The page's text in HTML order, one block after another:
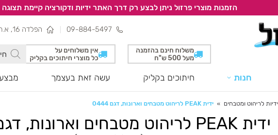
הזמנות מוצרי פרזול ניתן לבצע רק דרך האתר ידיות ודקורציה קיימת
09-884-5497 הפלדה 16, א.ת צפוני, נתניה
משלוח חינם בהזמנה
מעל 500 ש"ח
אין משלוחים על
כל מוצרי חיתוכים בקליק
חנות חיתוכים בקליק עשה זאת בעצמך
You are here:
ידיות לריהוט ומטבחים ידית PEAK לריהוט מטבחים וארונות, דגם 0444
ידית PEAK לריהוט מטבחים וארונות, דגם 0444